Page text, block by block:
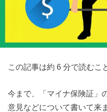
この記事は約 6 分で読むこ
今まで、「マイナ保険証」
意見などについて書いて来